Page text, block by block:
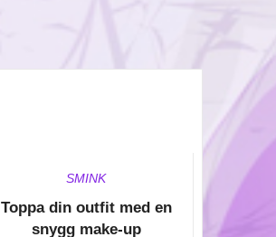
SMINK
Toppa din outfit med en
snygg make-up